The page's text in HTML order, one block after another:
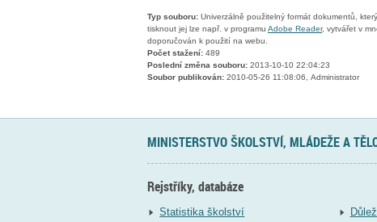
Typ souboru: Univerzálně použitelný formát dokumentů,
tisknout jej lze např. v programu Adobe Reader, vytvářet v
doporučován k použití na webu.
Počet stažení: 489
Poslední změna souboru: 2013-10-10 22:04:23
Soubor publikován: 2010-05-26 11:08:06, Administrator
MINISTERSTVO ŠKOLSTVÍ, MLÁDEŽE A
Rejstříky, databáze
Statistika školství